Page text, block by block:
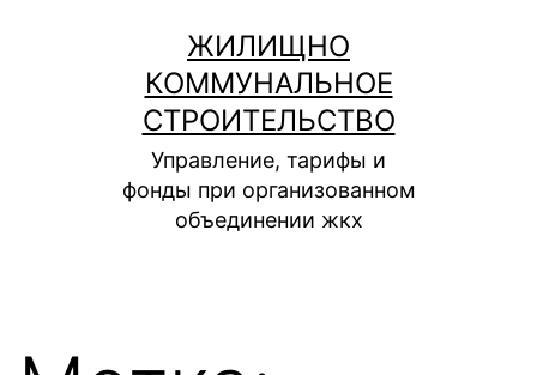
содержимому
ЖИЛИЩНО
КОММУНАЛЬНОЕ
СТРОИТЕЛЬСТВО
Управление, тарифы и
фонды при организованном
объединении жкх